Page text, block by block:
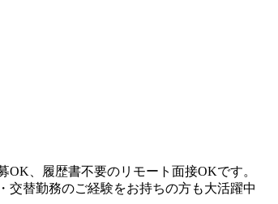
OK、履歴書不要のリモート面接OKです。
交替勤務のご経験をお持ちの方も大活躍中